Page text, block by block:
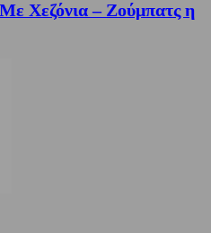
Χεζόνια – Ζούμπατς η